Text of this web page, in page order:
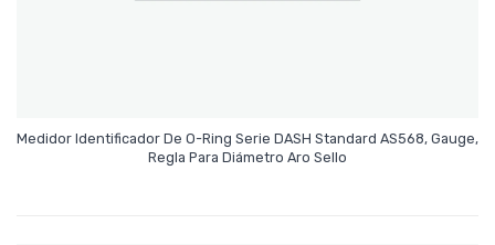
Medidor Identificador De O-Ring Serie DASH Standard AS568, Gauge,
Regla Para Diámetro Aro Sello
Leer Más